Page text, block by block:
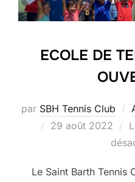
ECOLE DE
par SBH Tennis Club
Publié
29 août 2022
Le Saint Barth Tennis